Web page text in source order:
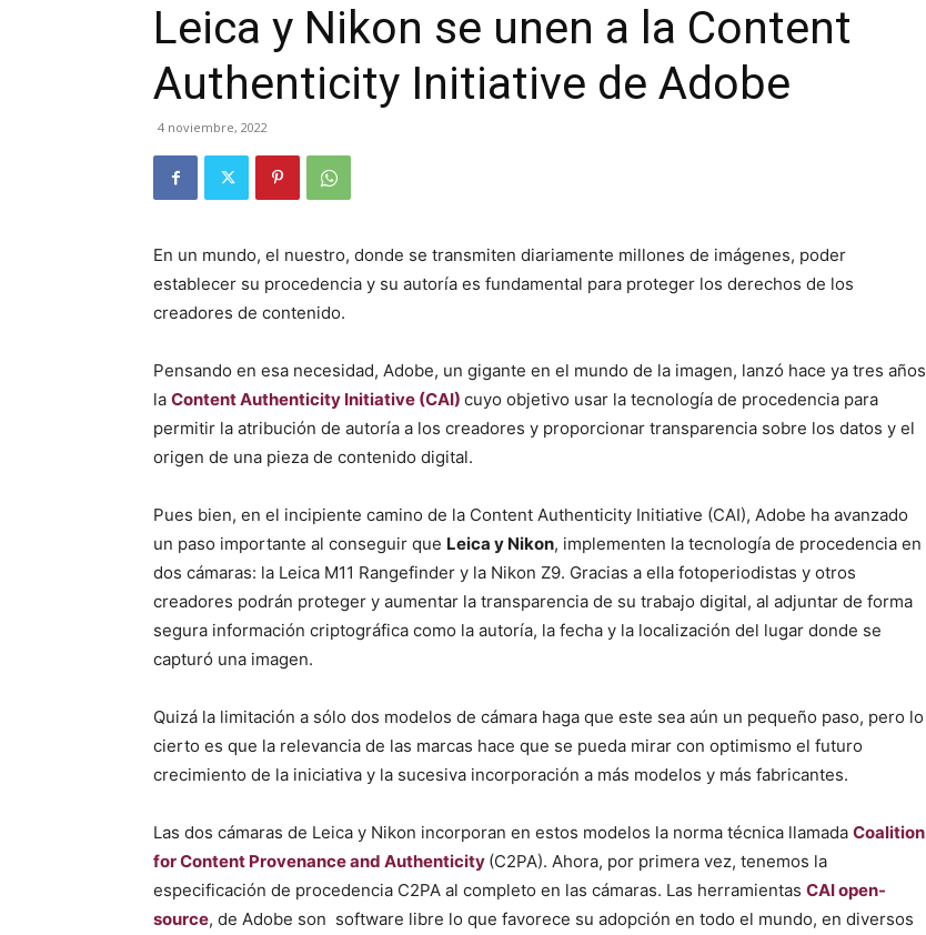
Leica y Nikon se unen a la Content
Authenticity Initiative de Adobe
4 noviembre, 2022
En un mundo, el nuestro, donde se transmiten diariamente millones de imágenes, poder
establecer su procedencia y su autoría es fundamental para proteger los derechos de los
creadores de contenido.
Pensando en esa necesidad, Adobe, un gigante en el mundo de la imagen, lanzó hace ya tres años
la Content Authenticity Initiative (CAI) cuyo objetivo usar la tecnología de procedencia para
permitir la atribución de autoría a los creadores y proporcionar transparencia sobre los datos y el
origen de una pieza de contenido digital.
Pues bien, en el incipiente camino de la Content Authenticity Initiative (CAI), Adobe ha avanzado
un paso importante al conseguir que Leica y Nikon, implementen la tecnología de procedencia en
dos cámaras: la Leica M11 Rangefinder y la Nikon Z9. Gracias a ella fotoperiodistas y otros
creadores podrán proteger y aumentar la transparencia de su trabajo digital, al adjuntar de forma
segura información criptográfica como la autoría, la fecha y la localización del lugar donde se
capturó una imagen.
Quizá la limitación a sólo dos modelos de cámara haga que este sea aún un pequeño paso, pero lo
cierto es que la relevancia de las marcas hace que se pueda mirar con optimismo el futuro
crecimiento de la iniciativa y la sucesiva incorporación a más modelos y más fabricantes.
Las dos cámaras de Leica y Nikon incorporan en estos modelos la norma técnica llamada Coalition
for Content Provenance and Authenticity (C2PA). Ahora, por primera vez, tenemos la
especificación de procedencia C2PA al completo en las cámaras. Las herramientas CAI open-
source, de Adobe son software libre lo que favorece su adopción en todo el mundo, en diversos